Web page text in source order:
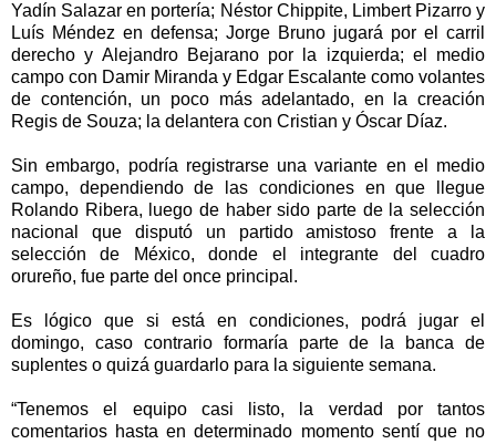
Yadín Salazar en portería; Néstor Chippite, Limbert Pizarro y
Luís Méndez en defensa; Jorge Bruno jugará por el carril
derecho y Alejandro Bejarano por la izquierda; el medio
campo con Damir Miranda y Edgar Escalante como volantes
de contención, un poco más adelantado, en la creación
Regis de Souza; la delantera con Cristian y Óscar Díaz.
Sin embargo, podría registrarse una variante en el medio
campo, dependiendo de las condiciones en que llegue
Rolando Ribera, luego de haber sido parte de la selección
nacional que disputó un partido amistoso frente a la
selección de México, donde el integrante del cuadro
orureño, fue parte del once principal.
Es lógico que si está en condiciones, podrá jugar el
domingo, caso contrario formaría parte de la banca de
suplentes o quizá guardarlo para la siguiente semana.
“Tenemos el equipo casi listo, la verdad por tantos
comentarios hasta en determinado momento sentí que no